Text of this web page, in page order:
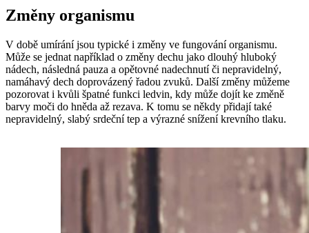
Změny organismu
V době umírání jsou typické i změny ve fungování organismu.
Může se jednat například o změny dechu jako dlouhý hluboký
nádech, následná pauza a opětovné nadechnutí či nepravidelný,
namáhavý dech doprovázený řadou zvuků. Další změny můžeme
pozorovat i kvůli špatné funkci ledvin, kdy může dojít ke změně
barvy moči do hněda až rezava. K tomu se někdy přidají také
nepravidelný, slabý srdeční tep a výrazné snížení krevního tlaku.